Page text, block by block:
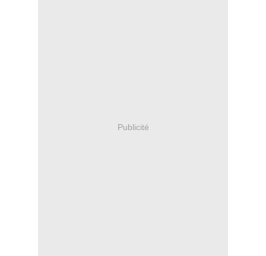
Publicité